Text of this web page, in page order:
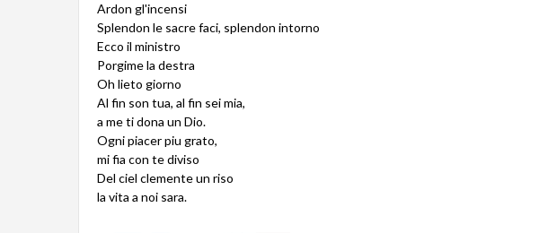
Ardon gl'incensi
Splendon le sacre faci, splendon intorno
Ecco il ministro
Porgime la destra
Oh lieto giorno
Al fin son tua, al fin sei mia,
a me ti dona un Dio.
Ogni piacer piu grato,
mi fia con te diviso
Del ciel clemente un riso
la vita a noi sara.